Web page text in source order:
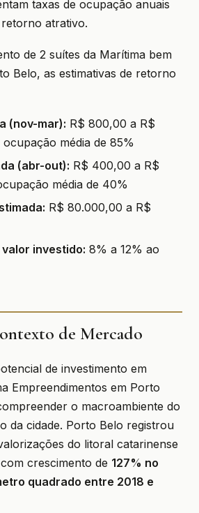
taxas de ocupação anuais
atrativo.
de 2 suítes da Marítima bem
Belo, as estimativas de retorno
(nov-mar): R$ 800,00 a R$
média de 85%
(abr-out): R$ 400,00 a R$
média de 40%
R$ 80.000,00 a R$
investido: 8% a 12% ao
de Mercado
de investimento em
Empreendimentos em Porto
o macroambiente do
da cidade. Porto Belo registrou
do litoral catarinense
crescimento de 127% no
quadrado entre 2018 e